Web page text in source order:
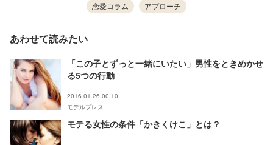
恋愛コラム
アプローチ
あわせて読みたい
「この子とずっと一緒にいたい」男性をときめかせ
る5つの行動
2016.01.26 00:10
モデルプレス
モテる女性の条件「かきくけこ」とは？